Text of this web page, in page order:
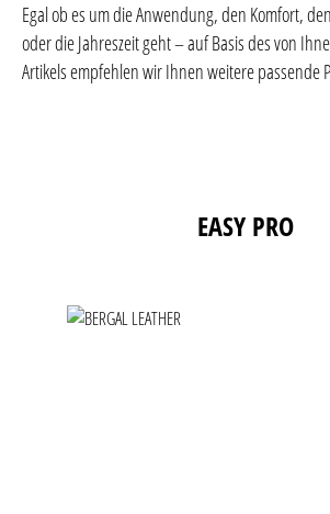
Egal ob es um die Anwendung, den Komfort,
oder die Jahreszeit geht – auf Basis des von
Artikels empfehlen wir Ihnen weitere passende
Produktgalerie überspringenEASY PRO